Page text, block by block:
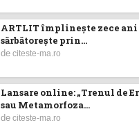
ARTLIT împlinește zece ani
sărbătorește prin...
deciteste-ma.ro
Lansare online: „Trenul de
sau Metamorfoza...
deciteste-ma.ro